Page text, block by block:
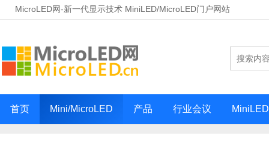
MicroLED网-新一代显示技术 MiniLED/MicroLED门户网站
首页 Mini/MicroLED 产品 行业会议